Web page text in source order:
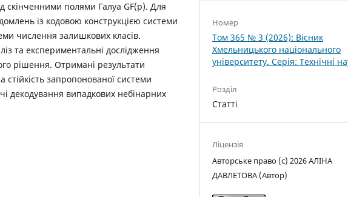
скінченними полями Галуа GF(p). Для
із кодовою конструкцією системи
числення залишкових класів.
та експериментальні дослідження
рішення. Отримані результати
запропонованої системи
декодування випадкових небінарних
Номер
Том 365 № 3 (2026): Вісник
Хмельницького національного
університету. Серія: Технічні
Розділ
Статті
Ліцензія
Авторське право (c) 2026 АЛІНА
ДАВЛЕТОВА (Автор)